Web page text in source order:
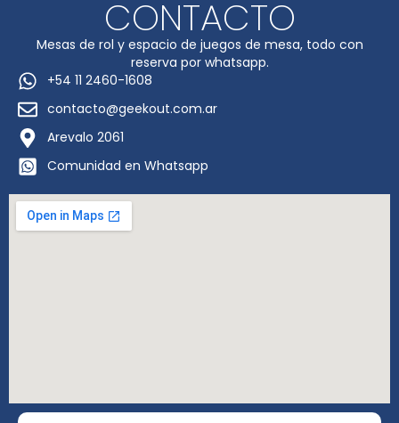
CONTACTO
Mesas de rol y espacio de juegos de mesa, todo con
reserva por whatsapp.
+54 11 2460-1608
contacto@geekout.com.ar
Arevalo 2061
Comunidad en Whatsapp